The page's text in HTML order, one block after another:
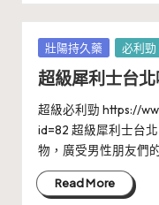
Posted
in
壯陽持久藥 必利勁
超級犀利士台
超級必利勁 https://
id=82 超級犀利士台
物，廣受男性朋友們
Read More